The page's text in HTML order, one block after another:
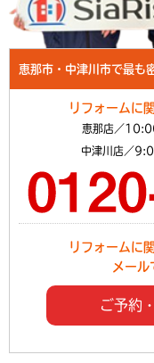
恵那市・中津川市で最も
リフォームに
恵那店／
中津川店／
リフォームに
メール
ご予約